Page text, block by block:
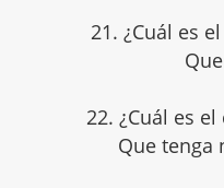
21. ¿Cuál es
22. ¿Cuál es
Que tenga